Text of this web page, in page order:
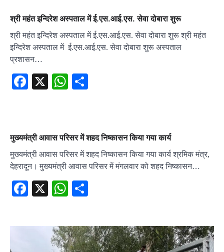
श्री महंत इन्दिरेश अस्पताल में ई.एस.आई.एस. सेवा दोबारा शुरू
श्री महंत इन्दिरेश अस्पताल में ई.एस.आई.एस. सेवा दोबारा शुरू श्री महंत
इन्दिरेश अस्पताल में ई.एस.आई.एस. सेवा दोबारा शुरू अस्पताल
प्रशासन…
Facebook
X WhatsApp
मुख्यमंत्री आवास परिसर में शहद निष्कासन किया गया कार्य
मुख्यमंत्री आवास परिसर में शहद निष्कासन किया गया कार्य श्रमिक मंत्र,
देहरादून। मुख्यमंत्री आवास परिसर में मंगलवार को शहद निष्कासन…
Facebook
X WhatsApp